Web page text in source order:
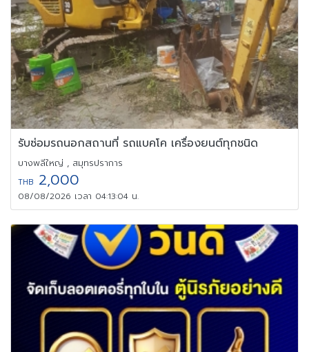
รับซ่อมรถนอกสถานที่ รถแบคโค เครื่องยนต์ทุกชนิด
บางพลีใหญ่ , สมุทรปราการ
THB 2,000
08/08/2026 เวลา 04:13:04 น.